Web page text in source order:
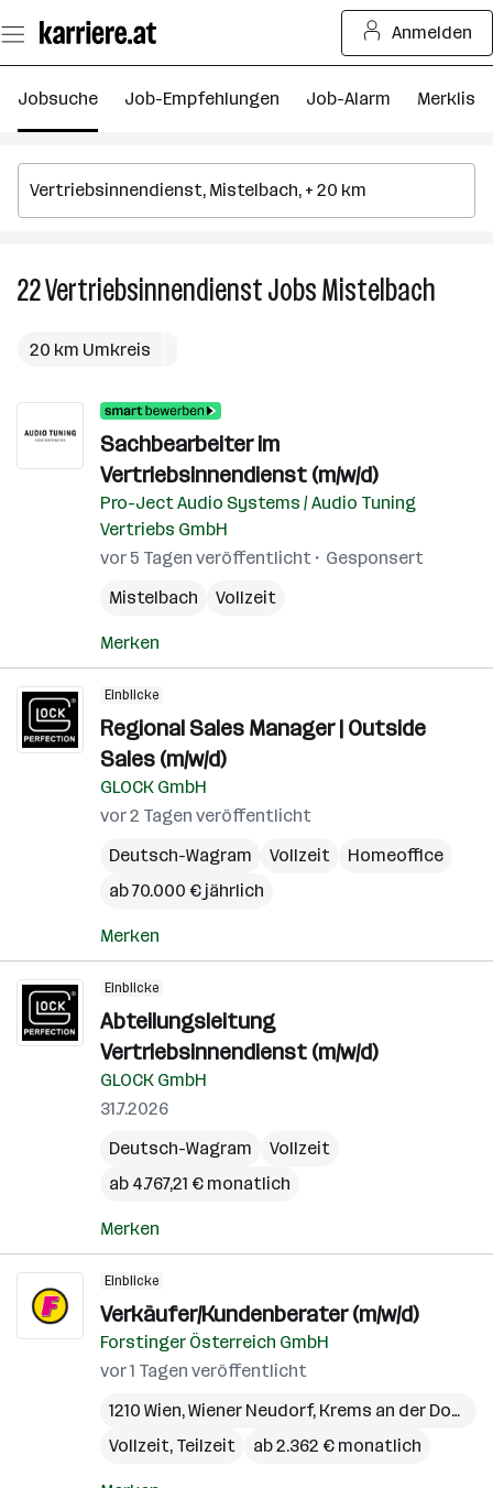
Seiteninhalt
springen
Anmelden
Jobsuche Job-Empfehlungen Job-Alarm Merkliste
22VertriebsinnendienstJobsMistelbach
20 km Umkreis
Sachbearbeiter im
Vertriebsinnendienst (m/w/d)
Pro-Ject Audio Systems / Audio Tuning
Vertriebs GmbH
vor 5 Tagen veröffentlicht
Gesponsert
Mistelbach
Vollzeit
Merken
Einblicke
Regional Sales Manager | Outside
Sales (m/w/d)
GLOCK GmbH
vor 2 Tagen veröffentlicht
Deutsch-Wagram
Vollzeit
Homeoffice
ab 70.000 € jährlich
Merken
Einblicke
Abteilungsleitung
Vertriebsinnendienst (m/w/d)
GLOCK GmbH
31.7.2026
Deutsch-Wagram
Vollzeit
ab 4.767,21 € monatlich
Merken
Einblicke
Verkäufer/Kundenberater (m/w/d)
Forstinger Österreich GmbH
vor 1 Tagen veröffentlicht
1210 Wien,Wiener Neudorf, Krems an der Donau
Vollzeit, Teilzeit
ab 2.362 € monatlich